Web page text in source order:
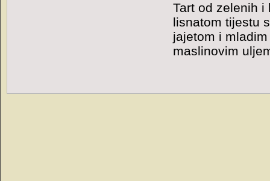
Tart od zelenih
lisnatom tijestu
jajetom i
maslinovim